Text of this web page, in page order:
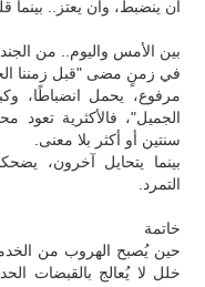
أن ينضبط، وأن يعتز.. بينما
بين الأمس واليوم.. من
في زمنٍ مضى "قبل زمننا
مرفوع، يحمل انضباطًا،
الجميل"، فالأكثرية
سنتين أو أكثر بلا معنى.
بينما يتحايل آخرون،
التمرد.
خاتمة
حين يُصبح الهروب من
خلل لا يُعالج بالقبضات